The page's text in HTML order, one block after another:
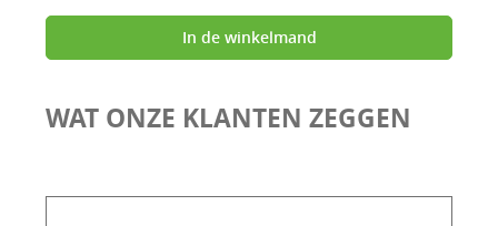
In de winkelmand
WAT ONZE KLANTEN ZEGGEN